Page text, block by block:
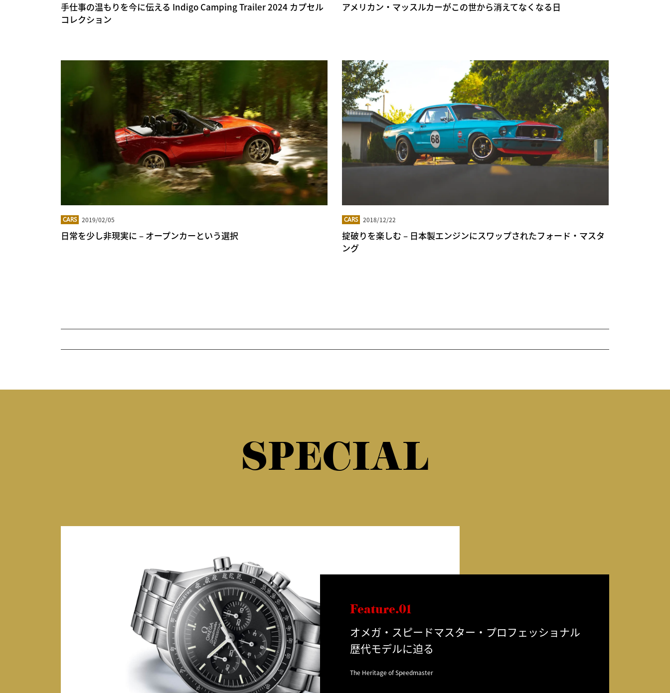
手仕事の温もりを今に伝える Indigo Camping Trailer 2024 カプセル
コレクション
アメリカン・マッスルカーがこの世から消えてなくなる日
CARS 2019/02/05
日常を少し非現実に – オープンカーという選択
CARS 2018/12/22
掟破りを楽しむ – 日本製エンジンにスワップされたフォード・マスタ
ング
SPECIAL
Feature.01
オメガ・スピードマスター・プロフェッショナル
歴代モデルに迫る
The Heritage of Speedmaster